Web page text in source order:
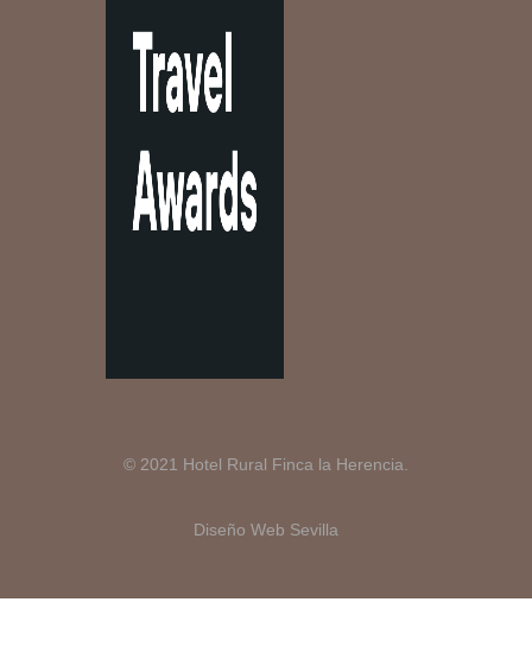
© 2021 Hotel Rural Finca la Herencia.
Diseño Web Sevilla